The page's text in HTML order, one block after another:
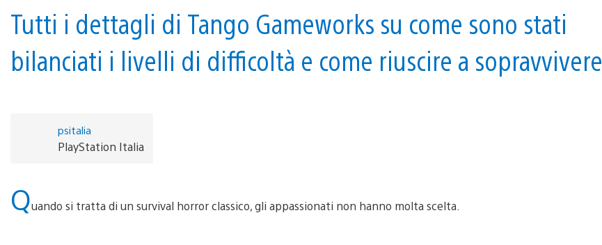
Classic
di
The
Within
2
Tutti i dettagli di Tango Gameworks su come sono stati
bilanciati i livelli di difficoltà e come riuscire a sopravvivere
psitalia
PlayStation Italia
Quando si tratta di un survival horror classico, gli appassionati non hanno molta scelta.